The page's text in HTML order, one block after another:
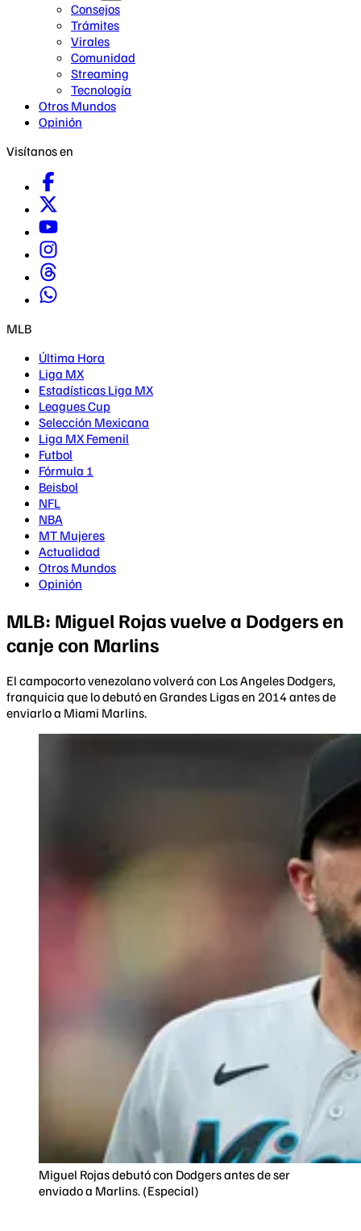
Consejos
Trámites
Virales
Comunidad
Streaming
Tecnología
Otros Mundos
Opinión
Visítanos en
MLB
Última Hora
Liga MX
Estadísticas Liga MX
Leagues Cup
Selección Mexicana
Liga MX Femenil
Futbol
Fórmula 1
Beisbol
NFL
NBA
MT Mujeres
Actualidad
Otros Mundos
Opinión
MLB: Miguel Rojas vuelve a Dodgers en
canje con Marlins
El campocorto venezolano volverá con Los Angeles Dodgers,
franquicia que lo debutó en Grandes Ligas en 2014 antes de
enviarlo a Miami Marlins.
Miguel Rojas debutó con Dodgers antes de ser
enviado a Marlins. (Especial)